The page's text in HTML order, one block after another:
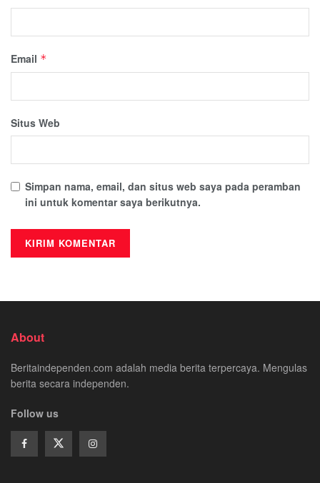
Email *
Situs Web
Simpan nama, email, dan situs web saya pada peramban
ini untuk komentar saya berikutnya.
About
Beritaindependen.com adalah media berita terpercaya. Mengulas
berita secara independen.
Follow us